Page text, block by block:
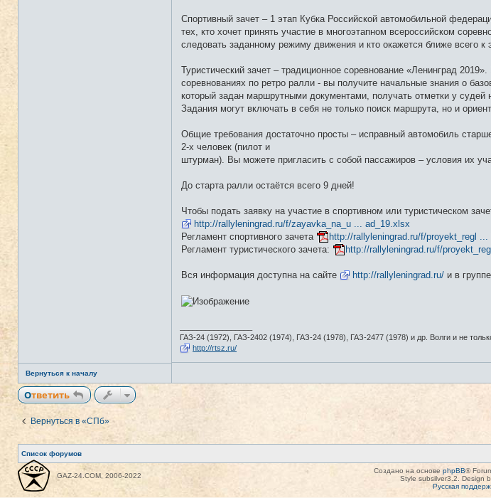
Спортивный зачет – 1 этап Кубка Российской автомобильной
тех, кто хочет принять участие в многоэтапном всероссийском
следовать заданному режиму движения и кто окажется ближе всего к
Туристический зачет – традиционное соревнование «Ленинград
соревнованиях по ретро ралли - вы получите начальные знания о
который задан маршрутными документами, получать отметки у
Задания могут включать в себя не только поиск маршрута, но и
Общие требования достаточно просты – исправный автомобиль
2-х человек (пилот и
штурман). Вы можете пригласить с собой пассажиров – условия их
До старта ралли остаётся всего 9 дней!
Чтобы подать заявку на участие в спортивном или туристическом
http://rallyleningrad.ru/f/zayavka_na_u ... ad_19.xlsx
Регламент спортивного зачета
http://rallyleningrad.ru/f/proyekt_regl
Регламент туристического зачета:
http://rallyleningrad.ru/f/
Вся информация доступна на сайте http://rallyleningrad.ru/ и в
ГАЗ-24 (1972), ГАЗ-2402 (1974), ГАЗ-24 (1978), ГАЗ-2477 (1978) и др. Волги и не
http://rtsz.ru/
Вернуться к началу
Ответить
Вернуться в «СПб»
Список форумов
GAZ-24.COM, 2006-2022
Создано на основе phpBB®
Style subsilver3.2. Design
Русская